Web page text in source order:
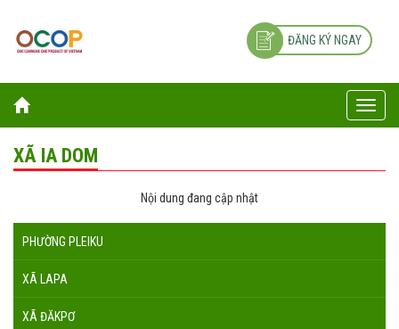
ĐĂNG KÝ NGAY
Toggle
XÃ IA DOM
Nội dung đang cập nhật
PHƯỜNG PLEIKU
XÃ LAPA
XÃ ĐĂKPƠ